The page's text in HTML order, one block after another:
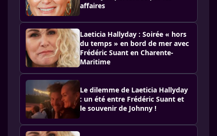
affaires
Laeticia Hallyday : Soirée « hors
du temps » en bord de mer avec
Frédéric Suant en Charente-
Maritime
Le dilemme de Laeticia Hallyday
: un été entre Frédéric Suant et
le souvenir de Johnny !